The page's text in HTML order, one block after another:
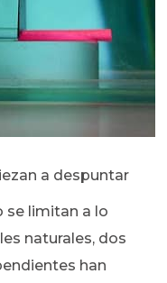
a despuntar
se limitan a lo
naturales, dos
han